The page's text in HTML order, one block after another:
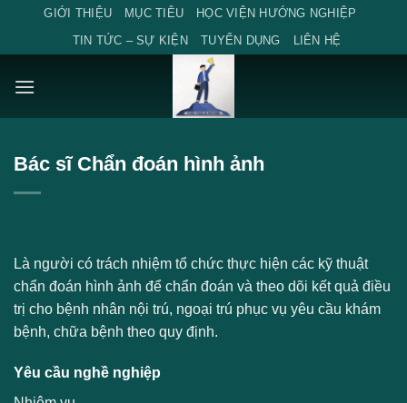
content
GIỚI THIỆU MỤC TIÊU
HỌC VIỆN HƯỚNG NGHIỆP
TIN TỨC – SỰ KIỆN
TUYỂN DỤNG LIÊN HỆ
Bác sĩ Chẩn đoán hình ảnh
Là người có trách nhiệm tổ chức thực hiện các kỹ thuật
chẩn đoán hình ảnh để chẩn đoán và theo dõi kết quả điều
trị cho bệnh nhân nội trú, ngoại trú phục vụ yêu cầu khám
bệnh, chữa bệnh theo quy định.
Yêu cầu nghề nghiệp